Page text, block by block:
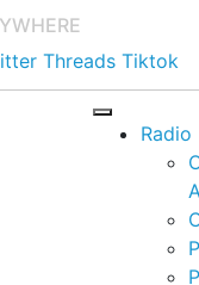
Threads Tiktok
Radio